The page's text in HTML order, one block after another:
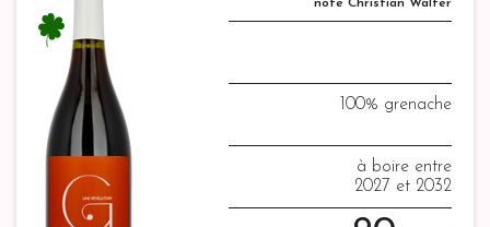
note Christian Walter
100% grenache
à boire entre
2027 et 2032